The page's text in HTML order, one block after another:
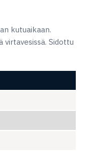
kutuaikaan.
virtavesissä. Sidottu